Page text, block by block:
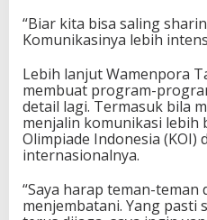
“Biar kita bisa saling
Komunikasinya lebih
Lebih lanjut Wamenpora
membuat program-
detail lagi. Termasuk bila
menjalin komunikasi lebih
Olimpiade Indonesia (KOI)
internasionalnya.
“Saya harap teman-teman
menjembatani. Yang pasti